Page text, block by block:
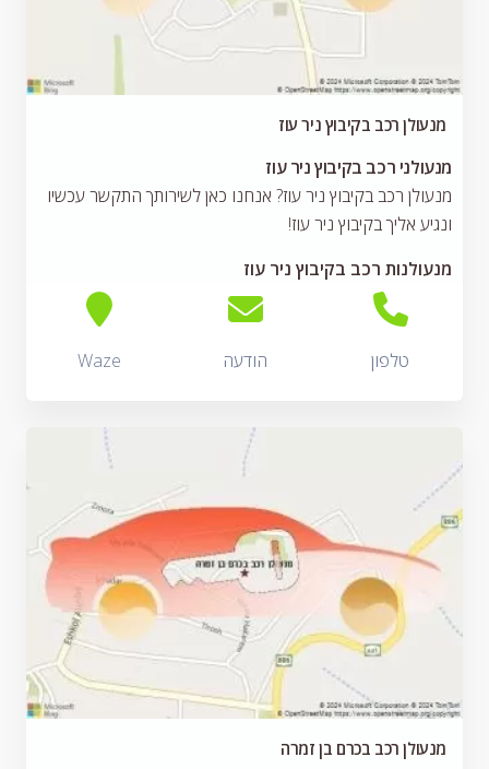
מנעולן רכב בקיבוץ ניר עוז
מנעולני רכב בקיבוץ ניר עוז
מנעולן רכב בקיבוץ ניר עוז? אנחנו כאן לשירותך התקשר עכשיו
ונגיע אליך בקיבוץ ניר עוז!
מנעולנות רכב בקיבוץ ניר עוז
טלפון הודעה Waze
מנעולן רכב בכרם בן זמרה